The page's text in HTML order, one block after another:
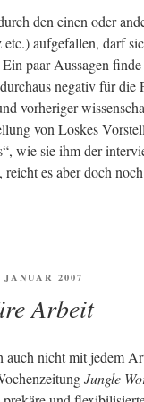
den einen oder
auf­ge­fal­len, darf
paar Aus­sa­gen
nega­tiv für
vor­he­ri­ger
von Los­kes
wie sie ihm der
es aber doch
2007
Arbeit
nicht mit jedem
Jungle